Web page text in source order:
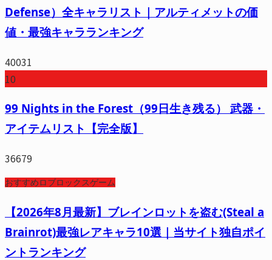
Defense）全キャラリスト｜アルティメットの価
値・最強キャラランキング
40031
10
99 Nights in the Forest（99日生き残る） 武器・
アイテムリスト【完全版】
36679
おすすめロブロックスゲーム
【2026年8月最新】ブレインロットを盗む(Steal a
Brainrot)最強レアキャラ10選｜当サイト独自ポイ
ントランキング